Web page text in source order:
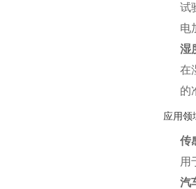
试
电
湿
在
的
应用领
传
用
汽